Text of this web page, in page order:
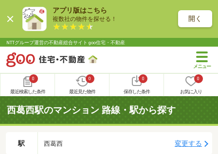
アプリ版はこちら
複数社の物件を探せる！ 開く
NTTグループ運営の不動産総合サイト goo住宅・不動産
0
最近検索した条件
0
最近見た物件
0
保存した条件
0
お気に入り
西葛西駅のマンション 路線・駅から探す
駅 西葛西 変更する